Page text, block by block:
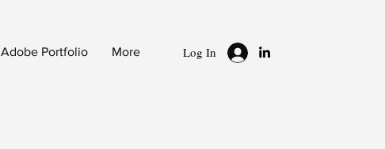
Adobe Portfolio More Log In